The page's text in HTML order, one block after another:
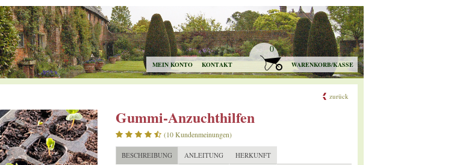
MEIN KONTO KONTAKT
0
WARENKORB/KASSE
zurück
Gummi-Anzuchthilfen
(10 Kundenmeinungen)
BESCHREIBUNG ANLEITUNG HERKUNFT